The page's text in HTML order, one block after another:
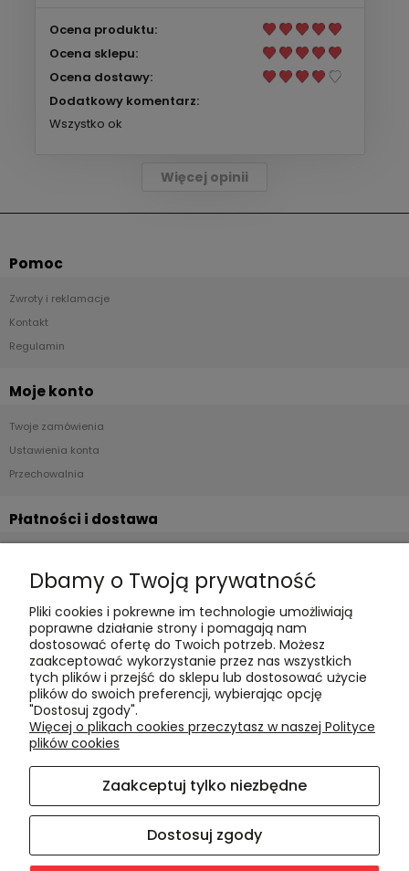
Ocena produktu:
Ocena sklepu:
Ocena dostawy:
Dodatkowy komentarz:
Wszystko ok
Więcej opinii
Pomoc
Zwroty i reklamacje
Kontakt
Regulamin
Moje konto
Twoje zamówienia
Ustawienia konta
Przechowalnia
Płatności i dostawa
Czas realizacji i koszty dostawy
Informacje
Polityka cookies
Polityka prywatności
Blog
O nas
Kontakt i dane firmy
O firmie
Dbamy o Twoją prywatność
Pliki cookies i pokrewne im technologie umożliwiają
poprawne działanie strony i pomagają nam
dostosować ofertę do Twoich potrzeb. Możesz
zaakceptować wykorzystanie przez nas wszystkich
tych plików i przejść do sklepu lub dostosować użycie
plików do swoich preferencji, wybierając opcję
"Dostosuj zgody".
Więcej o plikach cookies przeczytasz w naszej Polityce
plików cookies
Zaakceptuj tylko niezbędne
Dostosuj zgody